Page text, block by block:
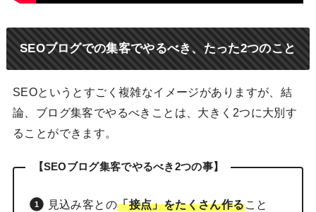
SEOブログでの集客でやるべき、たった2つのこと
SEOというとすごく複雑なイメージがありますが、結
論、ブログ集客でやるべきことは、大きく2つに大別す
ることができます。
【SEOブログ集客でやるべき2つの事】
見込み客との「接点」をたくさん作ること